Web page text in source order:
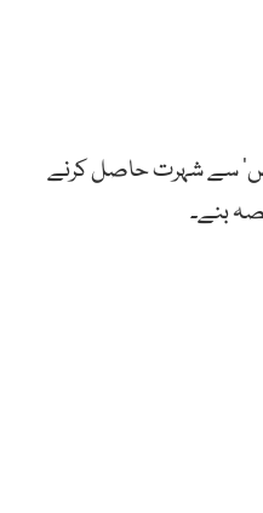
سے شہرت حاصل کرنے
بنے۔